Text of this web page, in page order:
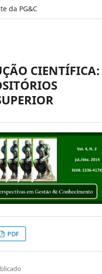
da PG&C
CIENTÍFICA:
PDF